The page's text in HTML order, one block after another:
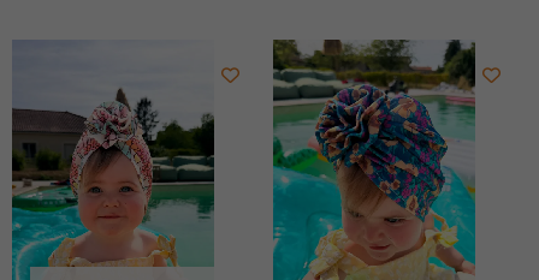
Plage
de
prix :
19,90 €
de